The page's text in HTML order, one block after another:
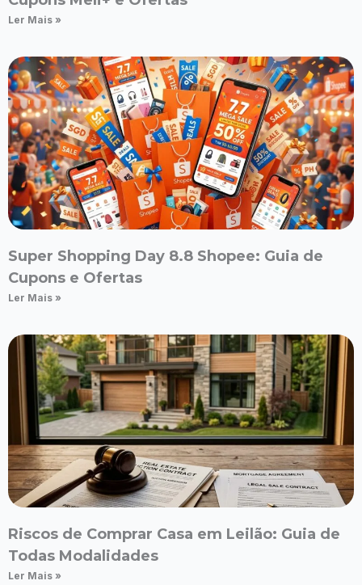
Ler Mais »
Super Shopping Day 8.8 Shopee: Guia de
Cupons e Ofertas
Ler Mais »
Riscos de Comprar Casa em Leilão: Guia de
Todas Modalidades
Ler Mais »